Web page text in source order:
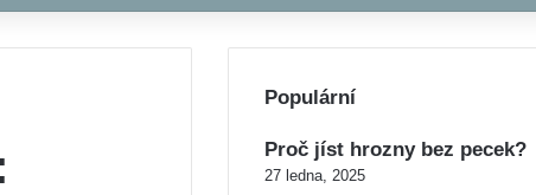
Populární
Proč jíst hrozny bez pecek?
27 ledna, 2025